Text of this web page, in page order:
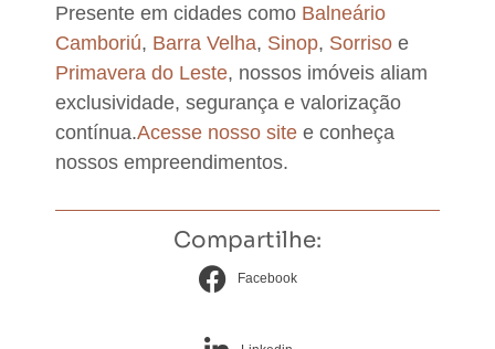
Presente em cidades como Balneário
Camboriú, Barra Velha, Sinop, Sorriso e
Primavera do Leste, nossos imóveis aliam
exclusividade, segurança e valorização
contínua.Acesse nosso site e conheça
nossos empreendimentos.
Compartilhe:
Facebook